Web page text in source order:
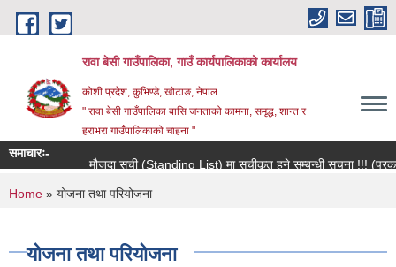
Skip to main content
रावा बेसी गाउँपालिका, गाउँ कार्यपालिकाको कार्यालय
कोशी प्रदेश, कुभिण्डे, खोटाङ, नेपाल
" रावा बेसी गाउँपालिका बासि जनताको कामना, समृद्ध, शान्त र
हराभरा गाउँपालिकाको चाहना "
समाचारः-
मौजुदा सूची (Standing List) मा सूचीकृत हुने सम्बन्धी सूचना !!!
You are here
Home » योजना तथा परियोजना
योजना तथा परियोजना